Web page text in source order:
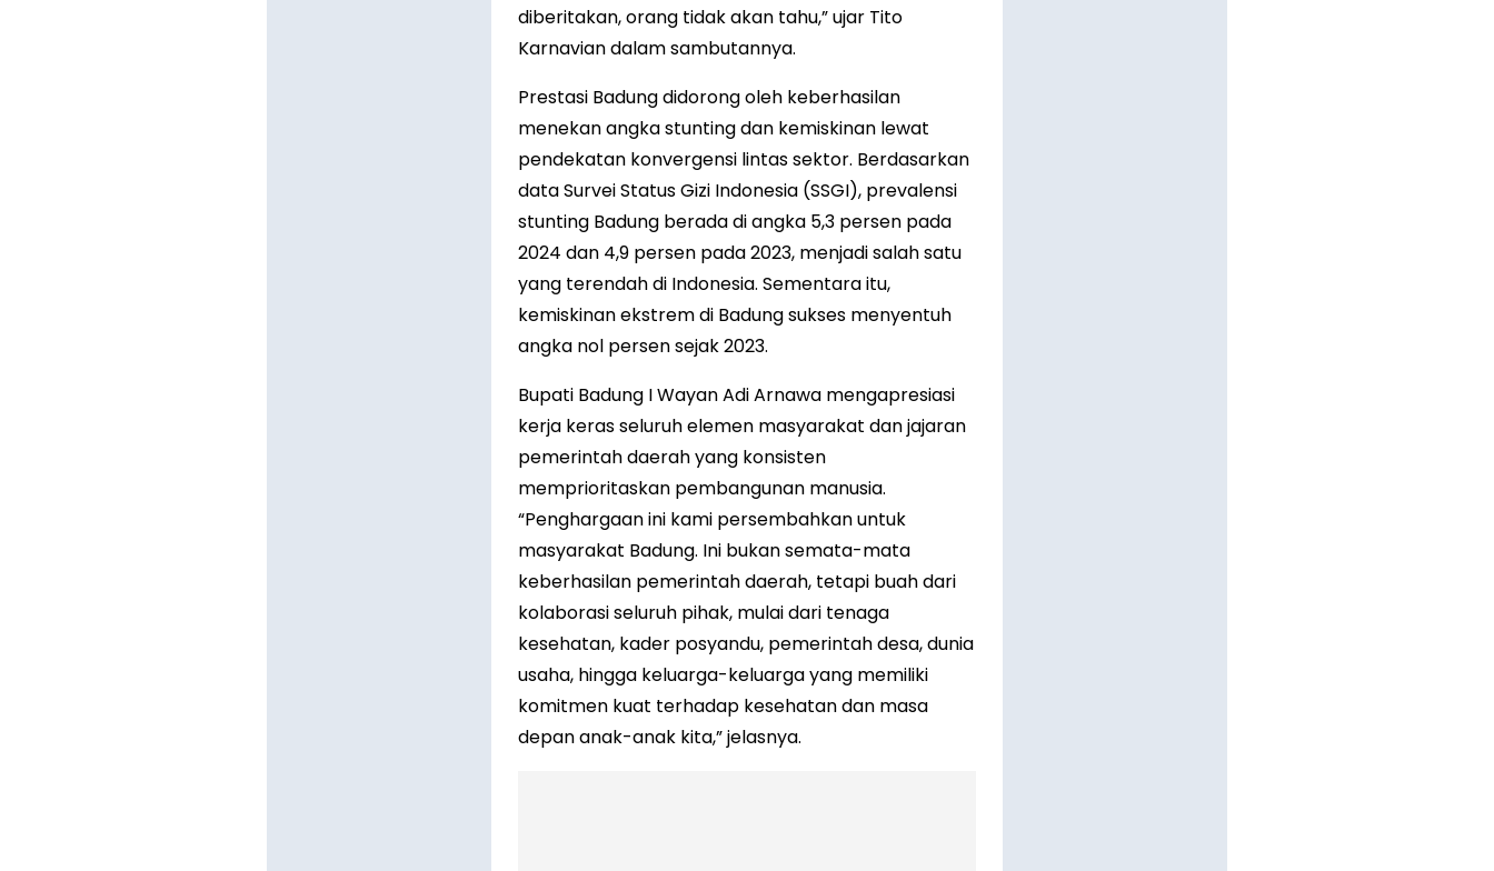
diberitakan, orang tidak akan tahu,” ujar Tito
Karnavian dalam sambutannya.
Prestasi Badung didorong oleh keberhasilan
menekan angka stunting dan kemiskinan lewat
pendekatan konvergensi lintas sektor. Berdasarkan
data Survei Status Gizi Indonesia (SSGI), prevalensi
stunting Badung berada di angka 5,3 persen pada
2024 dan 4,9 persen pada 2023, menjadi salah satu
yang terendah di Indonesia. Sementara itu,
kemiskinan ekstrem di Badung sukses menyentuh
angka nol persen sejak 2023.
Bupati Badung I Wayan Adi Arnawa mengapresiasi
kerja keras seluruh elemen masyarakat dan jajaran
pemerintah daerah yang konsisten
memprioritaskan pembangunan manusia.
“Penghargaan ini kami persembahkan untuk
masyarakat Badung. Ini bukan semata-mata
keberhasilan pemerintah daerah, tetapi buah dari
kolaborasi seluruh pihak, mulai dari tenaga
kesehatan, kader posyandu, pemerintah desa, dunia
usaha, hingga keluarga-keluarga yang memiliki
komitmen kuat terhadap kesehatan dan masa
depan anak-anak kita,” jelasnya.